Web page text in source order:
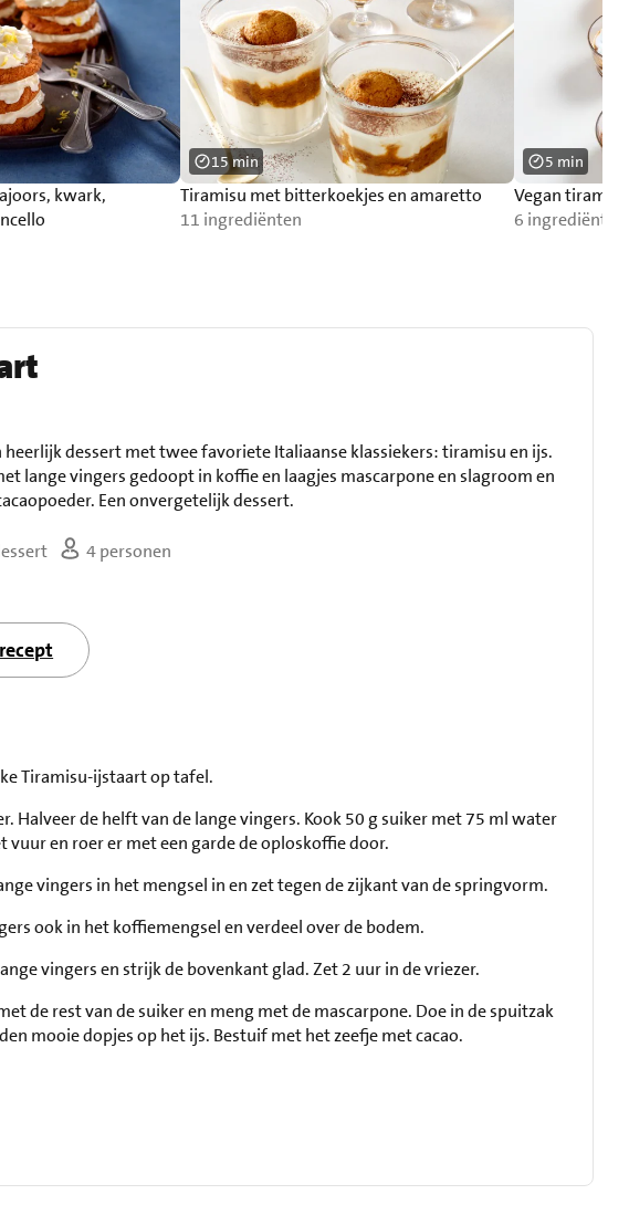
kwark,
Tiramisu met bitterkoekjes en amaretto
11 ingrediënten
15 min
Vegan
6 ingrediënten
5 min
heerlijk dessert met twee favoriete Italiaanse klassiekers: tiramisu en ijs.
lange vingers gedoopt in koffie en laagjes mascarpone en slagroom en
Een onvergetelijk dessert.
4 personen
Tiramisu-ijstaart op tafel.
Halveer de helft van de lange vingers. Kook 50 g suiker met 75 ml water
vuur en roer er met een garde de oploskoffie door.
vingers in het mengsel in en zet tegen de zijkant van de springvorm.
ook in het koffiemengsel en verdeel over de bodem.
vingers en strijk de bovenkant glad. Zet 2 uur in de vriezer.
de rest van de suiker en meng met de mascarpone. Doe in de spuitzak
mooie dopjes op het ijs. Bestuif met het zeefje met cacao.